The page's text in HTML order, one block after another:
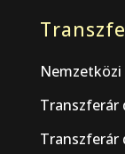
Transzferár
Transzferár